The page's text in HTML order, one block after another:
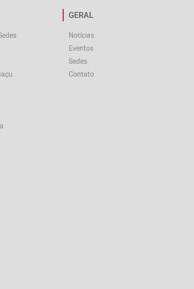
GERAL
Notícias
Eventos
Sedes
Contato